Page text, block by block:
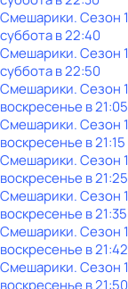
Смешарики. Сезон 1
субботав22:40
Смешарики. Сезон 1
субботав22:50
Смешарики. Сезон 1
воскресенье в21:05
Смешарики. Сезон 1
воскресенье в21:15
Смешарики. Сезон 1
воскресенье в21:25
Смешарики. Сезон 1
воскресенье в21:35
Смешарики. Сезон 1
воскресенье в21:42
Смешарики. Сезон 1
воскресенье в21:50